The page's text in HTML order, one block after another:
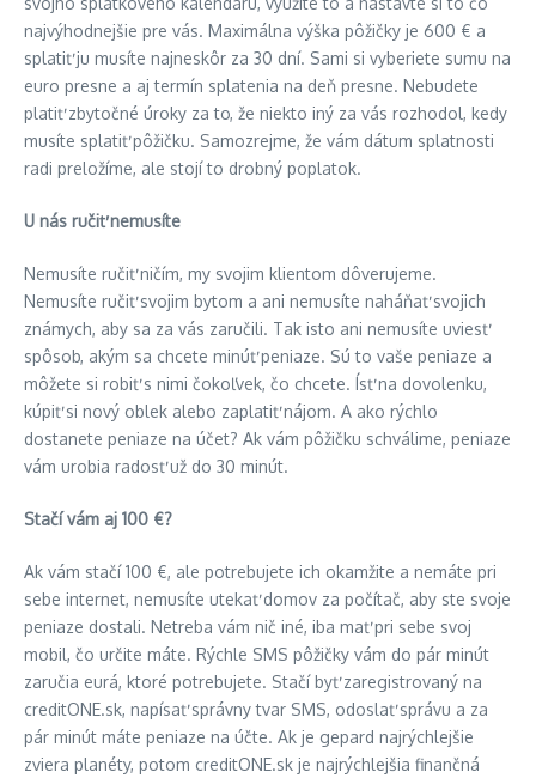
najvýhodnejšie pre vás. Maximálna výška pôžičky je 600 € a
splatiť ju musíte najneskôr za 30 dní. Sami si vyberiete sumu na
euro presne a aj termín splatenia na deň presne. Nebudete
platiť zbytočné úroky za to, že niekto iný za vás rozhodol, kedy
musíte splatiť pôžičku. Samozrejme, že vám dátum splatnosti
radi preložíme, ale stojí to drobný poplatok.
U nás ručiť nemusíte
Nemusíte ručiť ničím, my svojim klientom dôverujeme.
Nemusíte ručiť svojim bytom a ani nemusíte naháňať svojich
známych, aby sa za vás zaručili. Tak isto ani nemusíte uviesť
spôsob, akým sa chcete minúť peniaze. Sú to vaše peniaze a
môžete si robiť s nimi čokoľvek, čo chcete. Ísť na dovolenku,
kúpiť si nový oblek alebo zaplatiť nájom. A ako rýchlo
dostanete peniaze na účet? Ak vám pôžičku schválime, peniaze
vám urobia radosť už do 30 minút.
Stačí vám aj 100 €?
Ak vám stačí 100 €, ale potrebujete ich okamžite a nemáte pri
sebe internet, nemusíte utekať domov za počítač, aby ste svoje
peniaze dostali. Netreba vám nič iné, iba mať pri sebe svoj
mobil, čo určite máte. Rýchle SMS pôžičky vám do pár minút
zaručia eurá, ktoré potrebujete. Stačí byť zaregistrovaný na
creditONE.sk, napísať správny tvar SMS, odoslať správu a za
pár minút máte peniaze na účte. Ak je gepard najrýchlejšie
zviera planéty, potom creditONE.sk je najrýchlejšia finančná